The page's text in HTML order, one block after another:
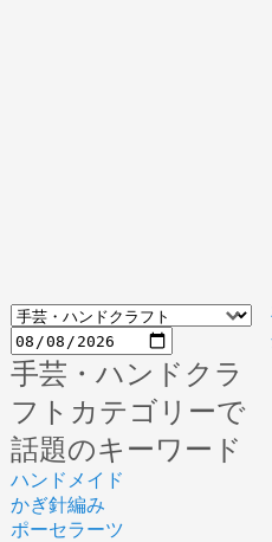
手芸・ハンドクラ
フトカテゴリーで
話題のキーワード
ハンドメイド
かぎ針編み
ポーセラーツ